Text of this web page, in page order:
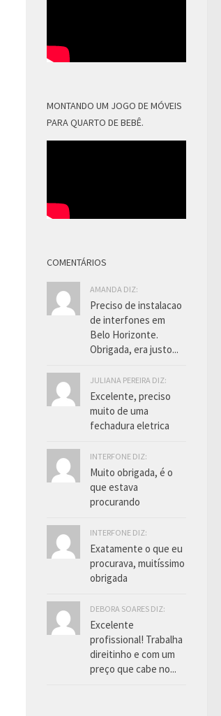
MONTANDO UM JOGO DE MÓVEIS
PARA QUARTO DE BEBÊ.
COMENTÁRIOS
AMANDA DIZ:
Preciso de instalacao
de interfones em
Belo Horizonte.
Obrigada, era justo...
JULIANA PEREIRA DIZ:
Excelente, preciso
muito de uma
fechadura eletrica
INTERFONE DIZ:
Muito obrigada, é o
que estava
procurando
INTERFONE DIZ:
Exatamente o que eu
procurava, muitíssimo
obrigada
DEBORA SOARES DIZ:
Excelente
profissional! Trabalha
direitinho e com um
preço que cabe no...